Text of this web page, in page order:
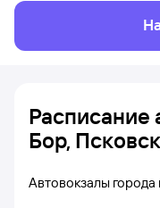
Расписание
Бор,
Автовокзалы города